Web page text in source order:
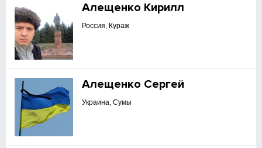
Алещенко Кирилл
Россия, Кураж
Алещенко Сергей
Украина, Сумы